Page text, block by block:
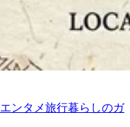
エンタメ旅行暮らしのガ